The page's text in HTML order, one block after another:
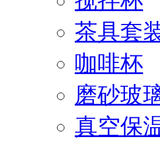
茶具套
咖啡杯
磨砂玻
真空保